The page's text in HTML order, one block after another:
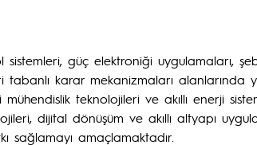
güç elektroniği uygulamaları,
karar mekanizmaları alanlarında
teknolojileri ve akıllı enerji
dijital dönüşüm ve akıllı altyapı
sağlamayı amaçlamaktadır.